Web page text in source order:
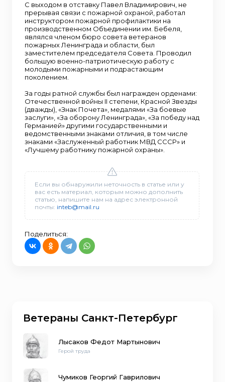
С выходом в отставку Павел Владимирович, не
прерывая связи с пожарной охраной, работал
инструктором пожарной профилактики на
производственном Объединении им. Бебеля,
являлся членом бюро совета ветеранов
пожарных Ленинграда и области, был
заместителем председателя Совета. Проводил
большую военно-патриотическую работу с
молодыми пожарными и подрастающим
поколением.
За годы ратной службы был награжден орденами:
Отечественной войны II степени, Красной Звезды
(дважды), «Знак Почета», медалями «За боевые
заслуги», «За оборону Ленинграда», «За победу над
Германией» другими государственными и
ведомственными знаками отличия, в том числе
знаками «Заслуженный работник МВД СССР» и
«Лучшему работнику пожарной охраны».
Если вы обнаружили неточность в статье или у
вас есть материал, которым можно дополнить
статью, напишите нам на адрес электронной
почты: inteb@mail.ru
Поделиться:
Ветераны Санкт-Петербург
Лысаков Федот Мартынович
Герой труда
Чумиков Георгий Гаврилович